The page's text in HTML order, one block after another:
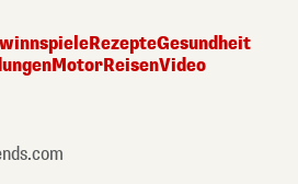
RezepteGesundheit
MotorReisenVideo